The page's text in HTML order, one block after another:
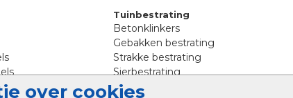
over cookies
Tuinbestrating
Betonklinkers
Gebakken bestrating
Strakke bestrating
Sierbestrating
Straatklinkers